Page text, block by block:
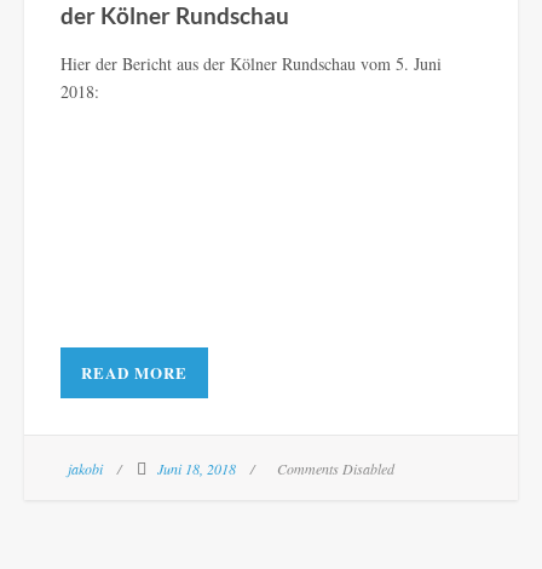
der Kölner Rundschau
Hier der Bericht aus der Kölner Rundschau vom 5. Juni
2018:
READ MORE
jakobi Juni 18, 2018 Comments Disabled